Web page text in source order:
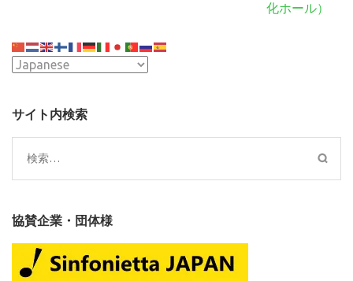
シ
ョ
化ホール）
サイト内検索
検
索:
協賛企業・団体様